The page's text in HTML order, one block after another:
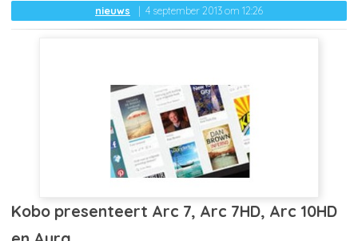
nieuws 4 september 2013 om 12:26
Kobo presenteert Arc 7, Arc 7HD, Arc 10HD